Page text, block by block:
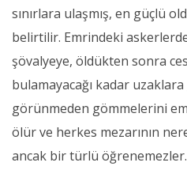
sınırlara ulaşmış, en güçlü
belirtilir. Emrindeki
şövalyeye, öldükten sonra
bulamayacağı kadar
görünmeden gömmelerini
ölür ve herkes mezarının
ancak bir türlü